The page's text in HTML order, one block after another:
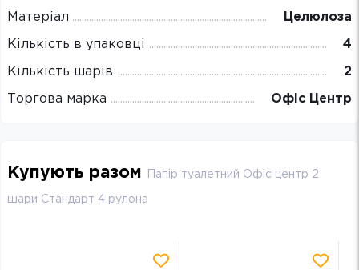
Матеріал Целюлоза
Кількість в упаковці 4
Кількість шарів 2
Торгова марка Офіс Центр
Купують разом Папір туалетний Офіс центр 2
шари Стандарт 4 рулона